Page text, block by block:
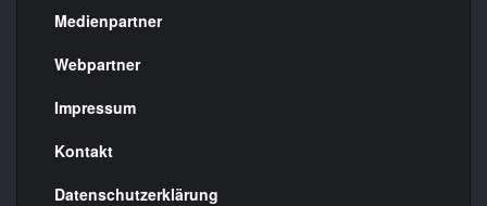
Menülinks
rechte
Seite
Medienpartner
Webpartner
Impressum
Kontakt
Datenschutzerklärung